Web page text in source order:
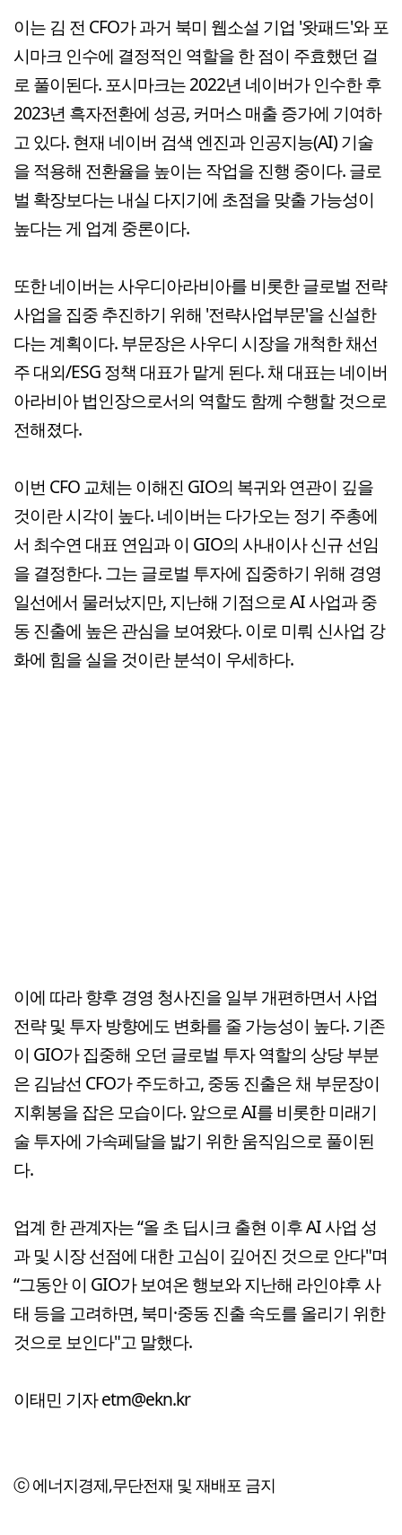
이는 김 전 CFO가 과거 북미 웹소설 기업 '왓패드'와 포
시마크 인수에 결정적인 역할을 한 점이 주효했던 걸
로 풀이된다. 포시마크는 2022년 네이버가 인수한 후
2023년 흑자전환에 성공, 커머스 매출 증가에 기여하
고 있다. 현재 네이버 검색 엔진과 인공지능(AI) 기술
을 적용해 전환율을 높이는 작업을 진행 중이다. 글로
벌 확장보다는 내실 다지기에 초점을 맞출 가능성이
높다는 게 업계 중론이다.
또한 네이버는 사우디아라비아를 비롯한 글로벌 전략
사업을 집중 추진하기 위해 '전략사업부문'을 신설한
다는 계획이다. 부문장은 사우디 시장을 개척한 채선
주 대외/ESG 정책 대표가 맡게 된다. 채 대표는 네이버
아라비아 법인장으로서의 역할도 함께 수행할 것으로
전해졌다.
이번 CFO 교체는 이해진 GIO의 복귀와 연관이 깊을
것이란 시각이 높다. 네이버는 다가오는 정기 주총에
서 최수연 대표 연임과 이 GIO의 사내이사 신규 선임
을 결정한다. 그는 글로벌 투자에 집중하기 위해 경영
일선에서 물러났지만, 지난해 기점으로 AI 사업과 중
동 진출에 높은 관심을 보여왔다. 이로 미뤄 신사업 강
화에 힘을 실을 것이란 분석이 우세하다.
이에 따라 향후 경영 청사진을 일부 개편하면서 사업
전략 및 투자 방향에도 변화를 줄 가능성이 높다. 기존
이 GIO가 집중해 오던 글로벌 투자 역할의 상당 부분
은 김남선 CFO가 주도하고, 중동 진출은 채 부문장이
지휘봉을 잡은 모습이다. 앞으로 AI를 비롯한 미래기
술 투자에 가속페달을 밟기 위한 움직임으로 풀이된
다.
업계 한 관계자는 “올 초 딥시크 출현 이후 AI 사업 성
과 및 시장 선점에 대한 고심이 깊어진 것으로 안다"며
“그동안 이 GIO가 보여온 행보와 지난해 라인야후 사
태 등을 고려하면, 북미·중동 진출 속도를 올리기 위한
것으로 보인다"고 말했다.
이태민 기자 etm@ekn.kr
ⓒ 에너지경제,무단전재 및 재배포 금지